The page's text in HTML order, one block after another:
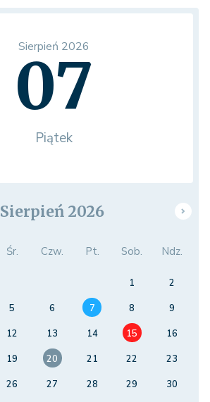
Sierpień 2026
07
Piątek
Sierpień 2026
Śr. Czw. Pt. Sob. Ndz.
1
2
5 6 7 8
9
12 13 14 15
16
19 20 21 22
23
26 27 28 29
30